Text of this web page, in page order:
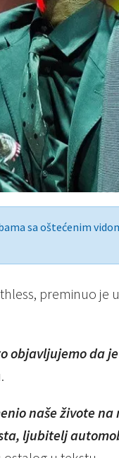
sa oštećenim
preminuo je
objavljujemo da
naše živote
ljubitelj